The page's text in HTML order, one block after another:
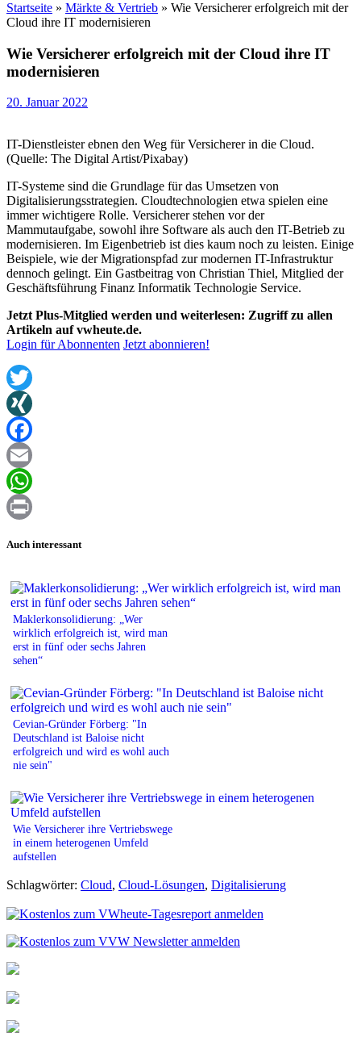
Startseite » Märkte & Vertrieb » Wie Versicherer erfolgreich mit der
Cloud ihre IT modernisieren
Wie Versicherer erfolgreich mit der Cloud ihre IT
modernisieren
20. Januar 2022
IT-Dienstleister ebnen den Weg für Versicherer in die Cloud.
(Quelle: The Digital Artist/Pixabay)
IT-Systeme sind die Grundlage für das Umsetzen von
Digitalisierungsstrategien. Cloudtechnologien etwa spielen eine
immer wichtigere Rolle. Versicherer stehen vor der
Mammutaufgabe, sowohl ihre Software als auch den IT-Betrieb zu
modernisieren. Im Eigenbetrieb ist dies kaum noch zu leisten. Einige
Beispiele, wie der Migrationspfad zur modernen IT-Infrastruktur
dennoch gelingt. Ein Gastbeitrag von Christian Thiel, Mitglied der
Geschäftsführung Finanz Informatik Technologie Service.
Jetzt Plus-Mitglied werden und weiterlesen: Zugriff zu allen
Artikeln auf vwheute.de.
Login für Abonnenten Jetzt abonnieren!
Twitter
XING
Facebook
Email
WhatsApp
Auch interessant
Maklerkonsolidierung: „Wer
wirklich erfolgreich ist, wird man
erst in fünf oder sechs Jahren
sehen“
Cevian-Gründer Förberg: "In
Deutschland ist Baloise nicht
erfolgreich und wird es wohl auch
nie sein"
Wie Versicherer ihre Vertriebswege
in einem heterogenen Umfeld
aufstellen
Schlagwörter: Cloud, Cloud-Lösungen, Digitalisierung